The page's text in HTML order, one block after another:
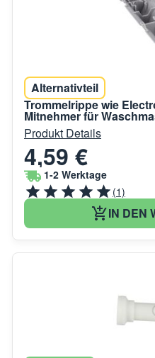
Alternativteil
Trommelrippe wie
Mitnehmer für
Produkt Details
4,59 €
1-2 Werktage
(1)
IN DEN